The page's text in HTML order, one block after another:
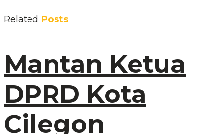
Related Posts
Mantan Ketua
DPRD Kota
Cilegon